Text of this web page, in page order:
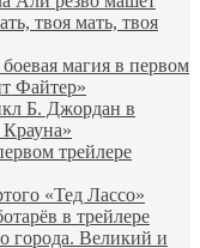
твоя мать, твоя
магия в первом
Файтер»
Б. Джордан в
трейлере
«Тед Лассо»
в трейлере
города. Великий и